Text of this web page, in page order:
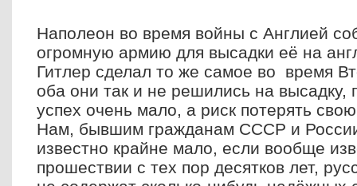
Наполеон во время войны с Англией
огромную армию для высадки её на
Гитлер сделал то же самое во время
оба они так и не решились на высадку,
успех очень мало, а риск потерять
Нам, бывшим гражданам СССР и
известно крайне мало, если вообще
прошествии с тех пор десятков лет,